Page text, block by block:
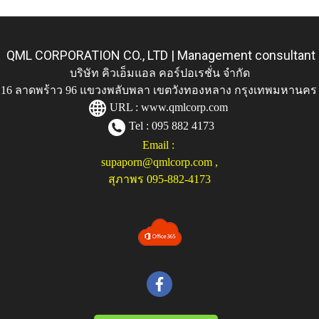
QML CORPORATION CO., LTD | Management consultant
บริษัท คิวเอ็มแอล คอร์ปอเรชั่น จำกัด
ลาดพร้าว 96 แขวงพลับพลา เขตวังทองหลาง กรุงเทพมหานคร
URL : www.qmlcorp.com
Tel : 095 882 4173
Email :
supaporn@qmlcorp.com ,
สุภาพร 095-882-4173